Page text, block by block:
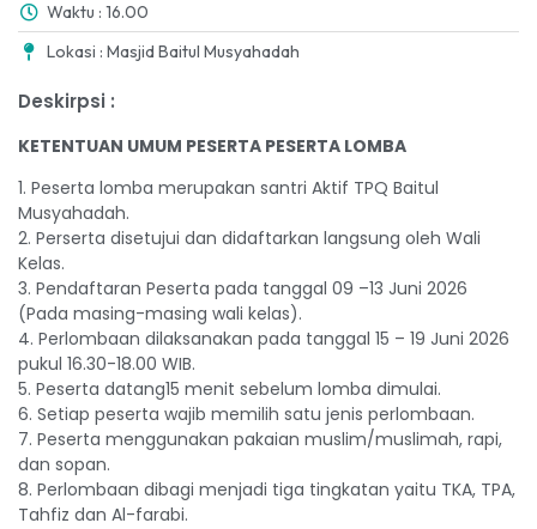
Waktu : 16.00
Lokasi : Masjid Baitul Musyahadah
Deskirpsi :
KETENTUAN UMUM PESERTA PESERTA LOMBA
1. Peserta lomba merupakan santri Aktif TPQ Baitul
Musyahadah.
2. Perserta disetujui dan didaftarkan langsung oleh Wali
Kelas.
3. Pendaftaran Peserta pada tanggal 09 –13 Juni 2026
(Pada masing-masing wali kelas).
4. Perlombaan dilaksanakan pada tanggal 15 – 19 Juni 2026
pukul 16.30-18.00 WIB.
5. Peserta datang15 menit sebelum lomba dimulai.
6. Setiap peserta wajib memilih satu jenis perlombaan.
7. Peserta menggunakan pakaian muslim/muslimah, rapi,
dan sopan.
8. Perlombaan dibagi menjadi tiga tingkatan yaitu TKA, TPA,
Tahfiz dan Al-farabi.